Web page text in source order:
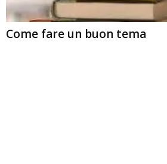
Come fare un buon tema